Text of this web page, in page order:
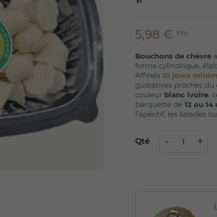
5,98 € TTC
Bouchons de chèvre
forme cylindrique,
Affinés 10 jours
gustatives proches
couleur blanc ivoire,
barquette de 12 ou
l’apéritif, les salades
Qté